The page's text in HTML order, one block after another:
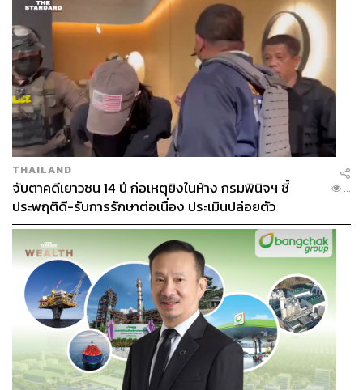
BEAUTRIUM ปักหมุดศูนย์กลาง ‘Real-time
Trend Destination’ ของเอเชีย
BEAUTRIUM (บิวเทรี่ยม) เข้าใจดีว่า ‘ความรวดเร็วและ
ความน่าเชื่อถือ’ คือ Pain Point ของผู้บริโภคกลุ่มนี้ ในฐานะ
Real-time Trend Destination ผู้ทำหน้าที่คัดสรรบิวตี้ไอเท็ม
ไวรัลจากทั่วเอเชียมาเสิร์ฟให้ถึงมือผู้บริโภคทันทีแบบไม่ต้อง
รอพรีออเดอร์ จึงปักหมุดตัวเองให้เป็น ‘Asian Beauty
Destination’ ด้วยการปั้นสโตร์แนวคิดใหม่ ‘Curated Asian
Beauty Destination’ จับทุกกระแส Beauty เปลี่ยนทุก
Cultural Moment ให้กลายเป็น Beauty Trend จากทั้งเกาหลี
THAILAND
จับตาคดีเยาวชน 14 ปี ก่อเหตุยิงในห้าง กรมพินิจฯ ชี้
ประพฤติดี-รับการรักษาต่อเนื่อง ประเมินปล่อยตัว
...